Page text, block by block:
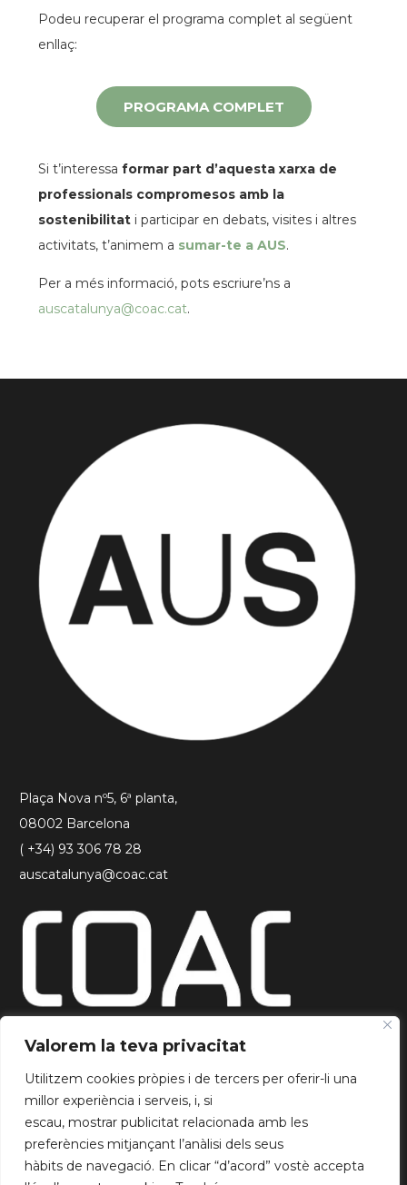
Valorem la teva privacitat
Utilitzem cookies pròpies i de tercers per oferir-li una
millor experiència i serveis, i, si
escau, mostrar publicitat relacionada amb les
preferències mitjançant l’anàlisi dels seus
hàbits de navegació. En clicar “d’acord” vostè accepta
Podeu recuperar el programa complet al següent
enllaç:
PROGRAMA COMPLET
Si t’interessa formar part d’aquesta xarxa de
professionals compromesos amb la
sostenibilitat i participar en debats, visites i altres
activitats, t’animem a sumar-te a AUS.
Per a més informació, pots escriure’ns a
auscatalunya@coac.cat.
Plaça Nova nº5, 6ª planta,
08002 Barcelona
( +34) 93 306 78 28
auscatalunya@coac.cat